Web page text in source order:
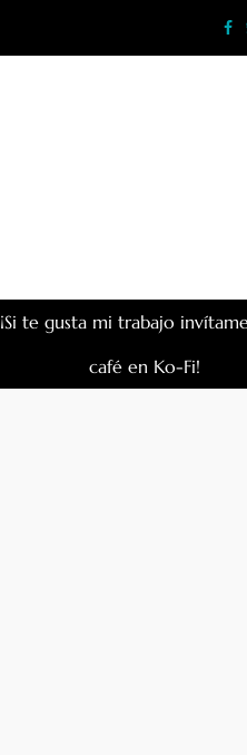
¡Si te gusta mi trabajo
café en Ko-Fi!